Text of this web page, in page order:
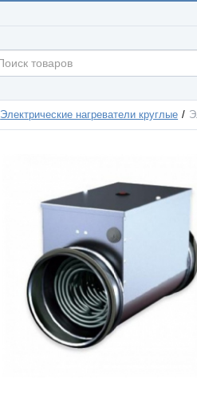
Электрические нагреватели круглые